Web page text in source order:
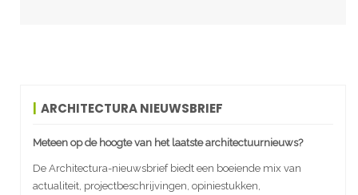
ARCHITECTURA NIEUWSBRIEF
Meteen op de hoogte van het laatste architectuurnieuws?
De Architectura-nieuwsbrief biedt een boeiende mix van
actualiteit, projectbeschrijvingen, opiniestukken,